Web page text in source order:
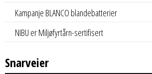
Kampanje BLANCO blandebatterier
NIBU er Miljøfyrtårn-sertifisert
Snarveier